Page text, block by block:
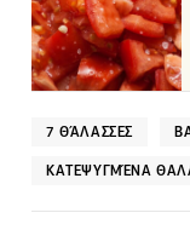
7 ΘΆΛΑΣΣΕΣ
ΚΑΤΕΨΥΓΜΈΝΑ